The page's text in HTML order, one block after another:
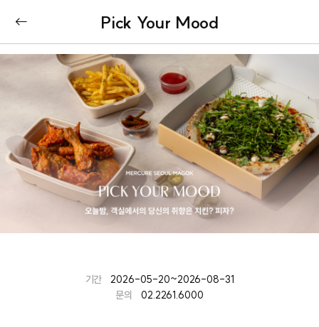
Pick Your Mood
기간
2026-05-20~2026-08-31
문의
02.2261.6000